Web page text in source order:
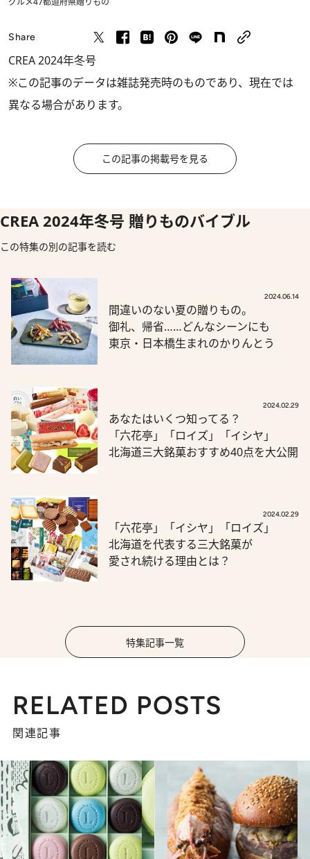
Share
CREA 2024年冬号
※この記事のデータは雑誌発売時のものであり、現在では
異なる場合があります。
この記事の掲載号を見る
CREA 2024年冬号 贈りものバイブル
この特集の別の記事を読む
2024.06.14
間違いのない夏の贈りもの。
御礼、帰省……どんなシーンにも
東京・日本橋生まれのかりんとう
2024.02.29
あなたはいくつ知ってる？
「六花亭」「ロイズ」「イシヤ」
北海道三大銘菓おすすめ40点を大公開
2024.02.29
「六花亭」「イシヤ」「ロイズ」
北海道を代表する三大銘菓が
愛され続ける理由とは？
特集記事一覧
RELATED POSTS
関連記事